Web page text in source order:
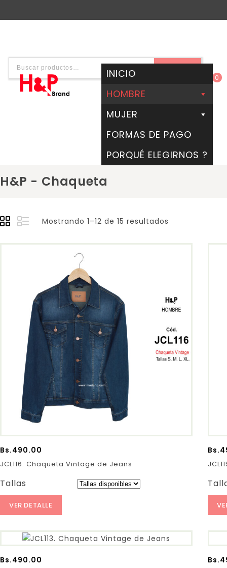
0
INICIO
HOMBRE
MUJER
FORMAS DE PAGO
PORQUÉ ELEGIRNOS ?
H&P - Chaqueta
Mostrando 1–12 de 15 resultados
Bs.490.00
JCL116. Chaqueta Vintage de Jeans
Tallas
VER DETALLE
Bs.
Bs.490.00 Bs.